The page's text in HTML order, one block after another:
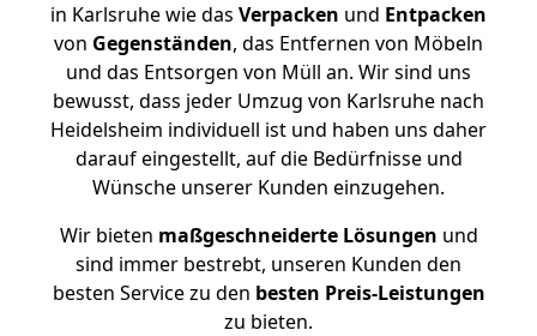
in Karlsruhe wie das Verpacken und Entpacken
von Gegenständen, das Entfernen von Möbeln
und das Entsorgen von Müll an. Wir sind uns
bewusst, dass jeder Umzug von Karlsruhe nach
Heidelsheim individuell ist und haben uns daher
darauf eingestellt, auf die Bedürfnisse und
Wünsche unserer Kunden einzugehen.
Wir bieten maßgeschneiderte Lösungen und
sind immer bestrebt, unseren Kunden den
besten Service zu den besten Preis-Leistungen
zu bieten.